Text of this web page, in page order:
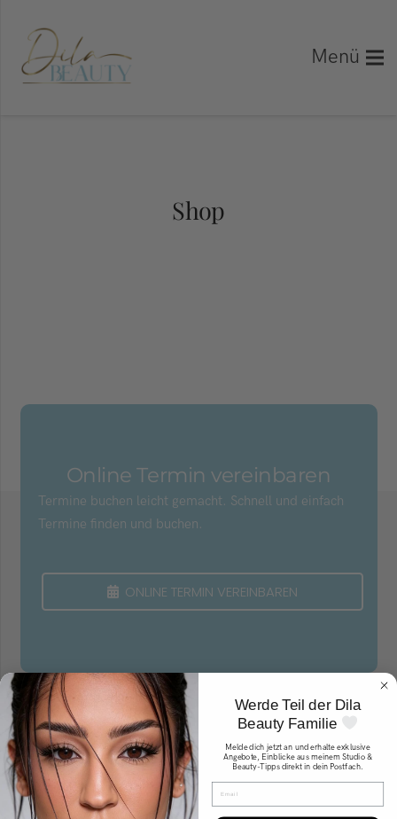
Menü
Shop
Online Termin vereinbaren
Termine buchen leicht gemacht. Schnell und einfach
Termine finden und buchen.
ONLINE TERMIN VEREINBAREN
Werde Teil der Dila
Beauty Familie
Melde dich jetzt an und erhalte exklusive
Angebote, Einblicke aus meinem Studio &
Beauty-Tipps direkt in dein Postfach.